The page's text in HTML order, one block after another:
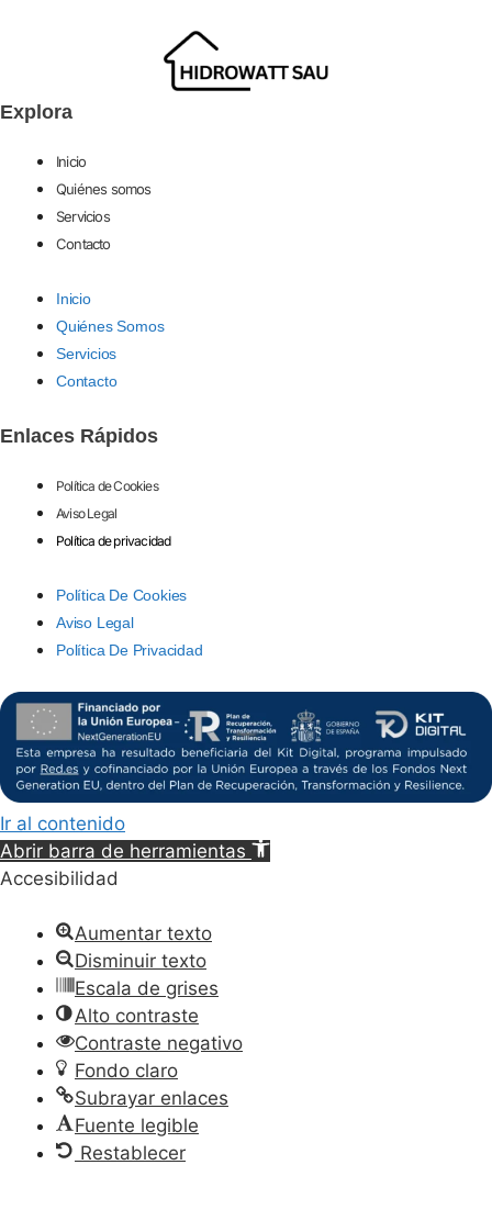
Explora
Inicio
Quiénes somos
Servicios
Contacto
Inicio
Quiénes Somos
Servicios
Contacto
Enlaces Rápidos
Política de Cookies
Aviso Legal
Política de privacidad
Política De Cookies
Aviso Legal
Política De Privacidad
Ir al contenido
Abrir barra de herramientas
Accesibilidad
Aumentar texto
Disminuir texto
Escala de grises
Alto contraste
Contraste negativo
Fondo claro
Subrayar enlaces
Fuente legible
Restablecer